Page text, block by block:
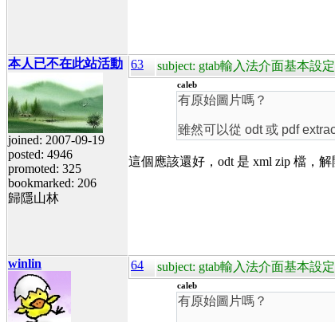
本人已不在此站活動
joined: 2007-09-19
posted: 4946
promoted: 325
bookmarked: 206
歸隱山林
63 subject: gtab輸入法介面基本設
caleb
有原始圖片嗎？
雖然可以從 odt 或 pdf
這個應該還好，odt 是 xml zip 檔，
winlin 64 subject: gtab輸入法介面基本設
caleb
有原始圖片嗎？